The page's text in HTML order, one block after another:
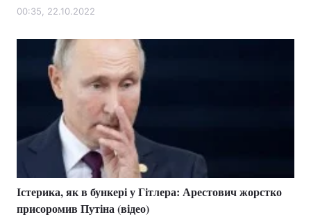
00:35, 22.10.2022
Істерика, як в бункері у Гітлера: Арестович жорстко
присоромив Путіна (відео)